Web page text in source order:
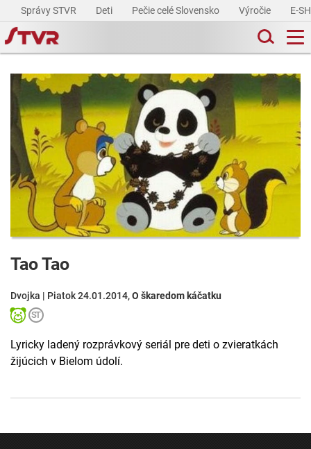
Správy STVR Deti Pečie celé Slovensko Výročie E-
Tao Tao
Dvojka | Piatok 24.01.2014,O škaredom káčatku
Lyricky ladený rozprávkový seriál pre deti o zvieratkách
žijúcich v Bielom údolí.